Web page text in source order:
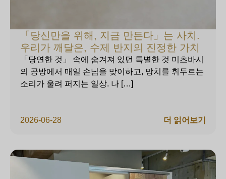
「당신만을 위해, 지금 만든다」는 사치.
우리가 깨달은, 수제 반지의 진정한 가치
2026-06-28
「당연한 것」 속에 숨겨져 있던 특별한 것 미츠바시
의 공방에서 매일 손님을 맞이하고, 망치를 휘두르는
소리가 울려 퍼지는 일상. 나 […]
더 읽어보기